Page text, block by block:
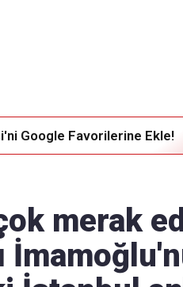
Google Favorilerine Ekle!
merak